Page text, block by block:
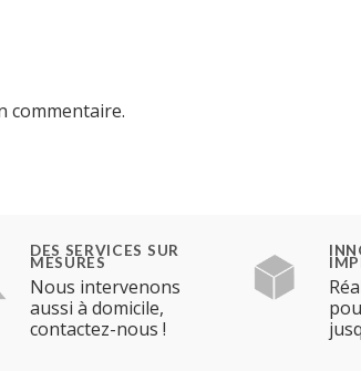
commentaire.
DES SERVICES SUR
MESURES
Nous intervenons
aussi à domicile,
contactez-nous !